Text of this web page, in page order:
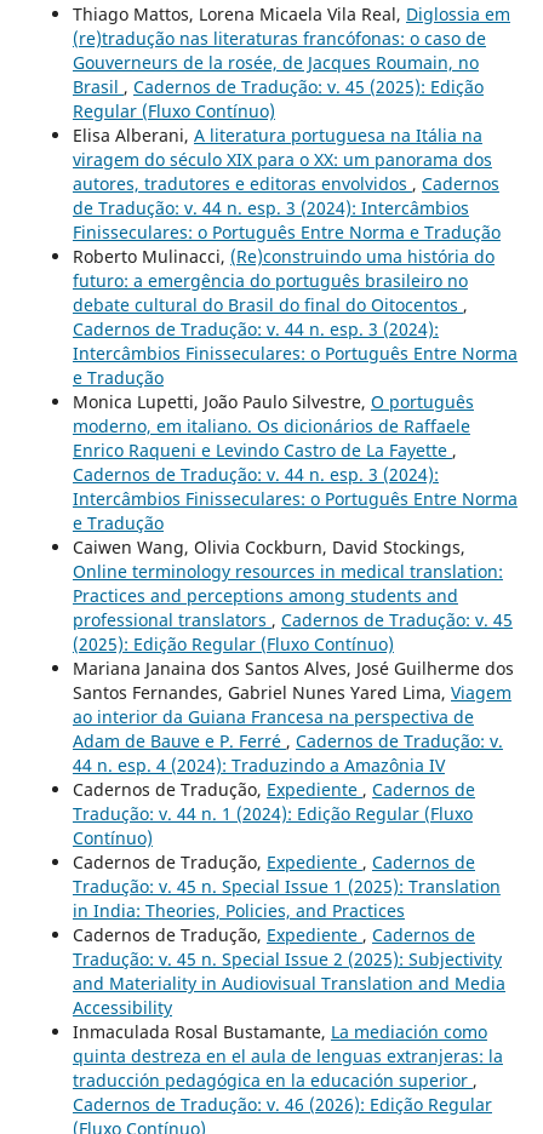
Thiago Mattos, Lorena Micaela Vila Real, Diglossia em
(re)tradução nas literaturas francófonas: o caso de
Gouverneurs de la rosée, de Jacques Roumain, no
Brasil , Cadernos de Tradução: v. 45 (2025): Edição
Regular (Fluxo Contínuo)
Elisa Alberani, A literatura portuguesa na Itália na
viragem do século XIX para o XX: um panorama dos
autores, tradutores e editoras envolvidos , Cadernos
de Tradução: v. 44 n. esp. 3 (2024): Intercâmbios
Finisseculares: o Português Entre Norma e Tradução
Roberto Mulinacci, (Re)construindo uma história do
futuro: a emergência do português brasileiro no
debate cultural do Brasil do final do Oitocentos ,
Cadernos de Tradução: v. 44 n. esp. 3 (2024):
Intercâmbios Finisseculares: o Português Entre Norma
e Tradução
Monica Lupetti, João Paulo Silvestre, O português
moderno, em italiano. Os dicionários de Raffaele
Enrico Raqueni e Levindo Castro de La Fayette ,
Cadernos de Tradução: v. 44 n. esp. 3 (2024):
Intercâmbios Finisseculares: o Português Entre Norma
e Tradução
Caiwen Wang, Olivia Cockburn, David Stockings,
Online terminology resources in medical translation:
Practices and perceptions among students and
professional translators , Cadernos de Tradução: v. 45
(2025): Edição Regular (Fluxo Contínuo)
Mariana Janaina dos Santos Alves, José Guilherme dos
Santos Fernandes, Gabriel Nunes Yared Lima, Viagem
ao interior da Guiana Francesa na perspectiva de
Adam de Bauve e P. Ferré , Cadernos de Tradução: v.
44 n. esp. 4 (2024): Traduzindo a Amazônia IV
Cadernos de Tradução, Expediente , Cadernos de
Tradução: v. 44 n. 1 (2024): Edição Regular (Fluxo
Contínuo)
Cadernos de Tradução, Expediente , Cadernos de
Tradução: v. 45 n. Special Issue 1 (2025): Translation
in India: Theories, Policies, and Practices
Cadernos de Tradução, Expediente , Cadernos de
Tradução: v. 45 n. Special Issue 2 (2025): Subjectivity
and Materiality in Audiovisual Translation and Media
Accessibility
Inmaculada Rosal Bustamante, La mediación como
quinta destreza en el aula de lenguas extranjeras: la
traducción pedagógica en la educación superior ,
Cadernos de Tradução: v. 46 (2026): Edição Regular
(Fluxo Contínuo)